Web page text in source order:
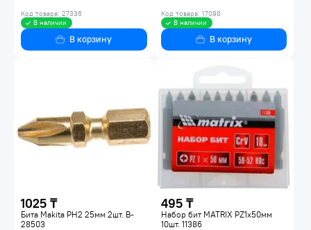
Код товара: 27336
В наличии
В корзину
Код товара: 17098
В наличии
В корзину
1025 ₸
Бита Makita PН2 25мм 2шт. B-
28503
495 ₸
Набор бит MATRIX PZ1х50мм
10шт. 11386